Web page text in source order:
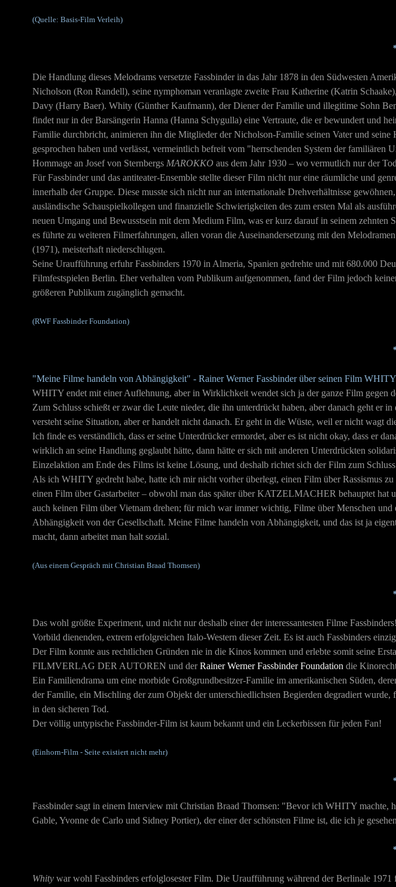
(Quelle: Basis-Film Verleih)
Die Handlung dieses Melodrams versetzte Fassbinder in das Jahr 1878 in den Südwesten
Nicholson (Ron Randell), seine nymphoman veranlagte zweite Frau Katherine (Katrin
Davy (Harry Baer). Whity (Günther Kaufmann), der Diener der Familie und illegitime Sohn
findet nur in der Barsängerin Hanna (Hanna Schygulla) eine Vertraute, die er bewundert und
Familie durchbricht, animieren ihn die Mitglieder der Nicholson-Familie seinen Vater und
gesprochen haben und verlässt, vermeintlich befreit vom "herrschenden System der
Hommage an Josef von Sternbergs MAROKKO aus dem Jahr 1930 – wo vermutlich nur der
Für Fassbinder und das antiteater-Ensemble stellte dieser Film nicht nur eine räumliche und
innerhalb der Gruppe. Diese musste sich nicht nur an internationale Drehverhältnisse
ausländische Schauspielkollegen und finanzielle Schwierigkeiten des zum ersten Mal als
neuen Umgang und Bewusstsein mit dem Medium Film, was er kurz darauf in seinem zehnten
es führte zu weiteren Filmerfahrungen, allen voran die Auseinandersetzung mit den
(1971), meisterhaft niederschlugen.
Seine Uraufführung erfuhr Fassbinders 1970 in Almeria, Spanien gedrehte und mit 680.000
Filmfestspielen Berlin. Eher verhalten vom Publikum aufgenommen, fand der Film jedoch
größeren Publikum zugänglich gemacht.
(RWF Fassbinder Foundation)
"Meine Filme handeln von Abhängigkeit" - Rainer Werner Fassbinder über seinen Film WHITY
WHITY endet mit einer Auflehnung, aber in Wirklichkeit wendet sich ja der ganze Film gegen
Zum Schluss schießt er zwar die Leute nieder, die ihn unterdrückt haben, aber danach geht
versteht seine Situation, aber er handelt nicht danach. Er geht in die Wüste, weil er nicht wagt
Ich finde es verständlich, dass er seine Unterdrücker ermordet, aber es ist nicht okay, dass er
wirklich an seine Handlung geglaubt hätte, dann hätte er sich mit anderen Unterdrückten
Einzelaktion am Ende des Films ist keine Lösung, und deshalb richtet sich der Film zum
Als ich WHITY gedreht habe, hatte ich mir nicht vorher überlegt, einen Film über Rassismus zu
einen Film über Gastarbeiter – obwohl man das später über KATZELMACHER behauptet hat
auch keinen Film über Vietnam drehen; für mich war immer wichtig, Filme über Menschen
Abhängigkeit von der Gesellschaft. Meine Filme handeln von Abhängigkeit, und das ist ja
macht, dann arbeitet man halt sozial.
(Aus einem Gespräch mit Christian Braad Thomsen)
Das wohl größte Experiment, und nicht nur deshalb einer der interessantesten Filme
Vorbild dienenden, extrem erfolgreichen Italo-Western dieser Zeit. Es ist auch Fassbinders
Der Film konnte aus rechtlichen Gründen nie in die Kinos kommen und erlebte somit seine
FILMVERLAG DER AUTOREN und derRainer Werner Fassbinder Foundation die
Ein Familiendrama um eine morbide Großgrundbesitzer-Familie im amerikanischen Süden,
der Familie, ein Mischling der zum Objekt der unterschiedlichsten Begierden degradiert
in den sicheren Tod.
Der völlig untypische Fassbinder-Film ist kaum bekannt und ein Leckerbissen für jeden Fan!
(Einhorn-Film - Seite existiert nicht mehr)
Fassbinder sagt in einem Interview mit Christian Braad Thomsen: "Bevor ich WHITY
Gable, Yvonne de Carlo und Sidney Portier), der einer der schönsten Filme ist, die ich je
Whity war wohl Fassbinders erfolglosester Film. Die Uraufführung während der Berlinale 1971